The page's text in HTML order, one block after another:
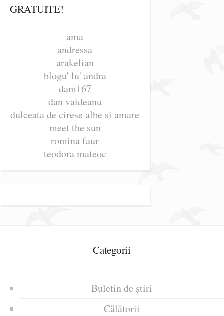
GRATUITE!
ama
andressa
arakelian
blogu' lu' andra
dam167
dan vaideanu
dulceata de cirese albe si amare
meet the sun
romina faur
teodora mateoc
Categorii
Buletin de știri
Călătorii